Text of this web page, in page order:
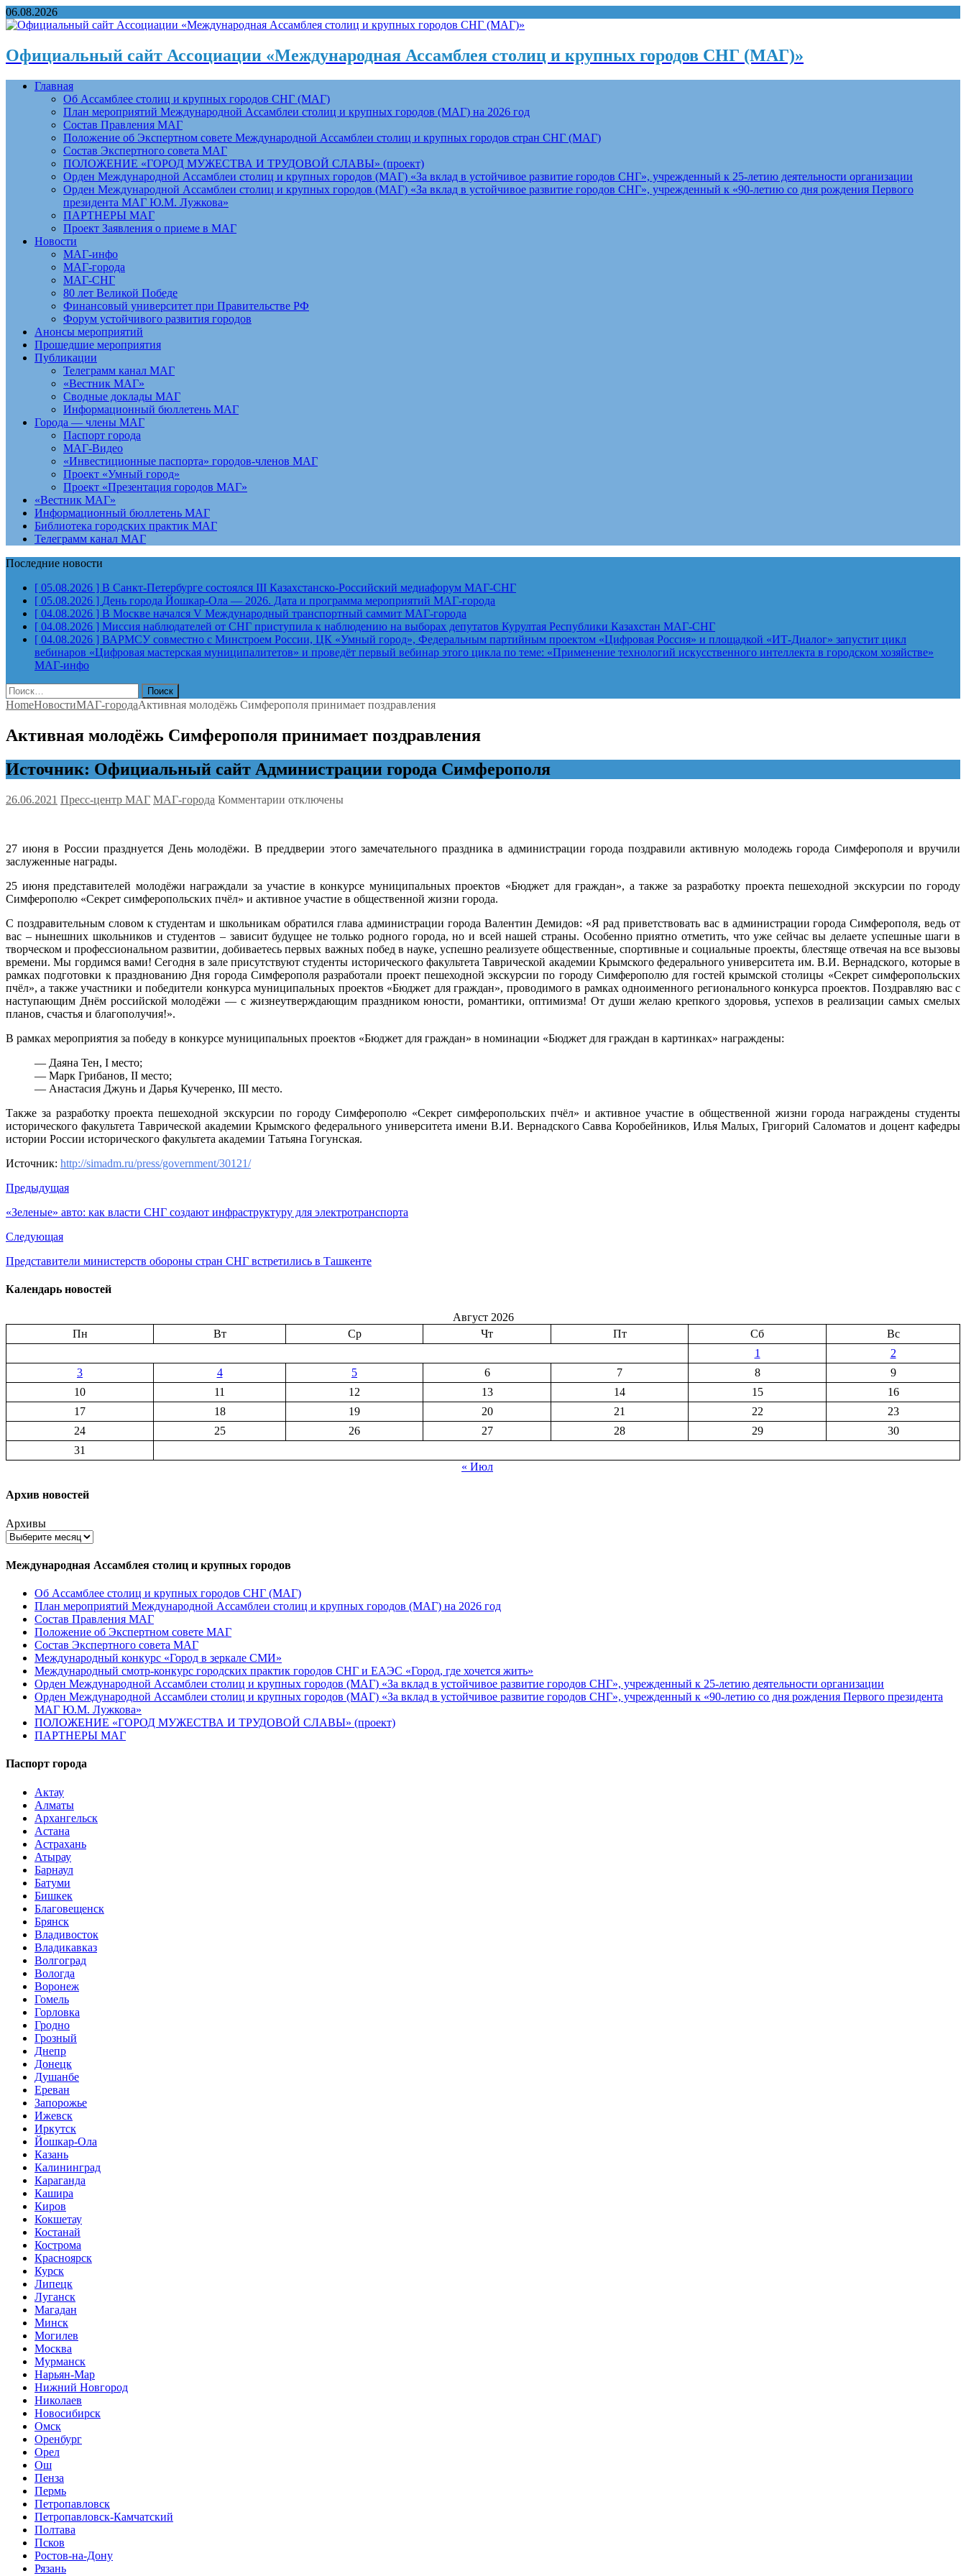
06.08.2026
Официальный сайт Ассоциации «Международная Ассамблея столиц и крупных городов СНГ (МАГ)»
Главная
Об Ассамблее столиц и крупных городов СНГ (МАГ)
План мероприятий Международной Ассамблеи столиц и крупных городов (МАГ) на 2026 год
Состав Правления МАГ
Положение об Экспертном совете Международной Ассамблеи столиц и крупных городов стран СНГ (МАГ)
Состав Экспертного совета МАГ
ПОЛОЖЕНИЕ «ГОРОД МУЖЕСТВА И ТРУДОВОЙ СЛАВЫ» (проект)
Орден Международной Ассамблеи столиц и крупных городов (МАГ) «За вклад в устойчивое развитие городов СНГ», учрежденный к 25-летию деятельности организации
Орден Международной Ассамблеи столиц и крупных городов (МАГ) «За вклад в устойчивое развитие городов СНГ», учрежденный к «90-летию со дня рождения Первого
президента МАГ Ю.М. Лужкова»
ПАРТНЕРЫ МАГ
Проект Заявления о приеме в МАГ
Новости
МАГ-инфо
МАГ-города
МАГ-СНГ
80 лет Великой Победе
Финансовый университет при Правительстве РФ
Форум устойчивого развития городов
Анонсы мероприятий
Прошедшие мероприятия
Публикации
Телеграмм канал МАГ
«Вестник МАГ»
Сводные доклады МАГ
Информационный бюллетень МАГ
Города — члены МАГ
Паспорт города
МАГ-Видео
«Инвестиционные паспорта» городов-членов МАГ
Проект «Умный город»
Проект «Презентация городов МАГ»
«Вестник МАГ»
Информационный бюллетень МАГ
Библиотека городских практик МАГ
Телеграмм канал МАГ
Последние новости
[ 05.08.2026 ] В Санкт-Петербурге состоялся III Казахстанско-Российский медиафорум МАГ-СНГ
[ 05.08.2026 ] День города Йошкар-Ола — 2026. Дата и программа мероприятий МАГ-города
[ 04.08.2026 ] В Москве начался V Международный транспортный саммит МАГ-города
[ 04.08.2026 ] Миссия наблюдателей от СНГ приступила к наблюдению на выборах депутатов Курултая Республики Казахстан МАГ-СНГ
[ 04.08.2026 ] ВАРМСУ совместно с Минстроем России, ЦК «Умный город», Федеральным партийным проектом «Цифровая Россия» и площадкой «ИТ-Диалог» запустит цикл
вебинаров «Цифровая мастерская муниципалитетов» и проведёт первый вебинар этого цикла по теме: «Применение технологий искусственного интеллекта в городском хозяйстве»
МАГ-инфо
Найти:
HomeНовостиМАГ-городаАктивная молодёжь Симферополя принимает поздравления
Активная молодёжь Симферополя принимает поздравления
Источник: Официальный сайт Администрации города Симферополя
26.06.2021 Пресс-центр МАГ МАГ-города Комментарии к
Симферополя
отключены
27 июня в России празднуется День молодёжи. В преддверии этого замечательного праздника в администрации города поздравили активную молодежь города Симферополя и вручили
заслуженные награды.
25 июня представителей молодёжи награждали за участие в конкурсе муниципальных проектов «Бюджет для граждан», а также за разработку проекта пешеходной экскурсии по городу
Симферополю «Секрет симферопольских пчёл» и активное участие в общественной жизни города.
С поздравительным словом к студентам и школьникам обратился глава администрации города Валентин Демидов: «Я рад приветствовать вас в администрации города Симферополя, ведь от
вас – нынешних школьников и студентов – зависит будущее не только родного города, но и всей нашей страны. Особенно приятно отметить, что уже сейчас вы делаете успешные шаги в
творческом и профессиональном развитии, добиваетесь первых важных побед в науке, успешно реализуете общественные, спортивные и социальные проекты, блестяще отвечая на все вызовы
времени. Мы гордимся вами! Сегодня в зале присутствуют студенты исторического факультета Таврической академии Крымского федерального университета им. В.И. Вернадского, которые в
рамках подготовки к празднованию Дня города Симферополя разработали проект пешеходной экскурсии по городу Симферополю для гостей крымской столицы «Секрет симферопольских
пчёл», а также участники и победители конкурса муниципальных проектов «Бюджет для граждан», проводимого в рамках одноименного регионального конкурса проектов. Поздравляю вас с
наступающим Днём российской молодёжи — с жизнеутверждающим праздником юности, романтики, оптимизма! От души желаю крепкого здоровья, успехов в реализации самых смелых
планов, счастья и благополучия!».
В рамках мероприятия за победу в конкурсе муниципальных проектов «Бюджет для граждан» в номинации «Бюджет для граждан в картинках» награждены:
— Даяна Тен, I место;
— Марк Грибанов, II место;
— Анастасия Джунь и Дарья Кучеренко, III место.
Также за разработку проекта пешеходной экскурсии по городу Симферополю «Секрет симферопольских пчёл» и активное участие в общественной жизни города награждены студенты
исторического факультета Таврической академии Крымского федерального университета имени В.И. Вернадского Савва Коробейников, Илья Малых, Григорий Саломатов и доцент кафедры
истории России исторического факультета академии Татьяна Гогунская.
Источник: http://simadm.ru/press/government/30121/
Предыдущая
«Зеленые» авто: как власти СНГ создают инфраструктуру для электротранспорта
Следующая
Представители министерств обороны стран СНГ встретились в Ташкенте
Календарь новостей
Август 2026
Пн
Вт Ср Чт Пт Сб
Вс
1
2
3
4 5 6 7 8
9
10
11 12 13 14 15
16
17
18 19 20 21 22
23
24
25 26 27 28 29
30
31
« Июл
Архив новостей
Архивы
Международная Ассамблея столиц и крупных городов
Об Ассамблее столиц и крупных городов СНГ (МАГ)
План мероприятий Международной Ассамблеи столиц и крупных городов (МАГ) на 2026 год
Состав Правления МАГ
Положение об Экспертном совете МАГ
Состав Экспертного совета МАГ
Международный конкурс «Город в зеркале СМИ»
Международный смотр-конкурс городских практик городов СНГ и ЕАЭС «Город, где хочется жить»
Орден Международной Ассамблеи столиц и крупных городов (МАГ) «За вклад в устойчивое развитие городов СНГ», учрежденный к 25-летию деятельности организации
Орден Международной Ассамблеи столиц и крупных городов (МАГ) «За вклад в устойчивое развитие городов СНГ», учрежденный к «90-летию со дня рождения Первого президента
МАГ Ю.М. Лужкова»
ПОЛОЖЕНИЕ «ГОРОД МУЖЕСТВА И ТРУДОВОЙ СЛАВЫ» (проект)
ПАРТНЕРЫ МАГ
Паспорт города
Актау
Алматы
Архангельск
Астана
Астрахань
Атырау
Барнаул
Батуми
Бишкек
Благовещенск
Брянск
Владивосток
Владикавказ
Волгоград
Вологда
Воронеж
Гомель
Горловка
Гродно
Грозный
Днепр
Донецк
Душанбе
Ереван
Запорожье
Ижевск
Иркутск
Йошкар-Ола
Казань
Калининград
Караганда
Кашира
Киров
Кокшетау
Костанай
Кострома
Красноярск
Курск
Липецк
Луганск
Магадан
Минск
Могилев
Москва
Мурманск
Нарьян-Мар
Нижний Новгород
Николаев
Новосибирск
Омск
Оренбург
Орел
Ош
Пенза
Пермь
Петропавловск
Петропавловск-Камчатский
Полтава
Псков
Ростов-на-Дону
Рязань